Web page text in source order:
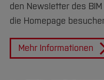
den Newsletter des
die Homepage
Mehr Informationen